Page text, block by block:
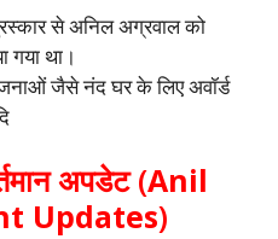
से अनिल अग्रवाल को
गया था।
जैसे नंद घर के लिए अवॉर्ड
अपडेट (Anil
Updates)